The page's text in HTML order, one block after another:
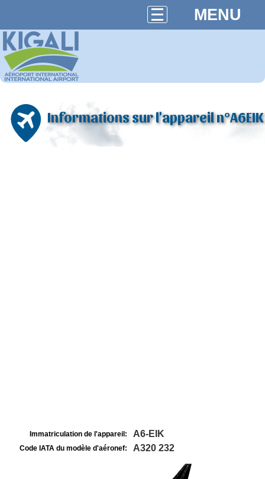
MENU
Informations sur l'appareil n°A6EIK
Immatriculation de l'appareil: A6-EIK
Code IATA du modèle d'aéronef: A320 232